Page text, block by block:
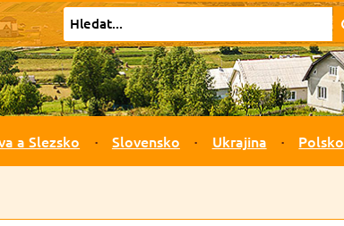
a Slezsko Slovensko Ukrajina Polsko